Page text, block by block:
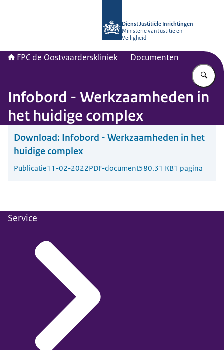
Dienst Justitiële Inrichtingen
Ministerie van Justitie en
Veiligheid
FPC de Oostvaarderskliniek Documenten
Infobord - Werkzaamheden in
het huidige complex
Download: Infobord - Werkzaamheden in het
huidige complex
Publicatie11-02-2022PDF-document580.31 KB1 pagina
Service